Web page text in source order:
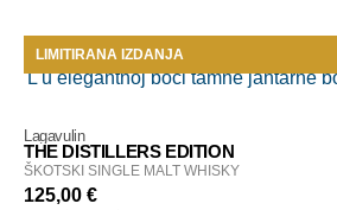
LIMITIRANA IZDANJA
Lagavulin
THE DISTILLERS EDITION
ŠKOTSKI SINGLE MALT WHISKY
125,00 €